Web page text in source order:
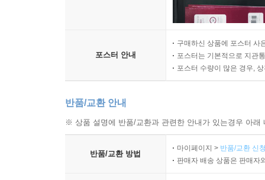
포스터 안내
구매하신 상품에 포스터 사
포스터는 기본적으로 지관
포스터 수량이 많은 경우,
반품/교환 안내
※ 상품 설명에 반품/교환과 관련한 안내가 있는경우 아
반품/교환 방법
마이페이지 > 반품/교환 신
판매자 배송 상품은 판매자